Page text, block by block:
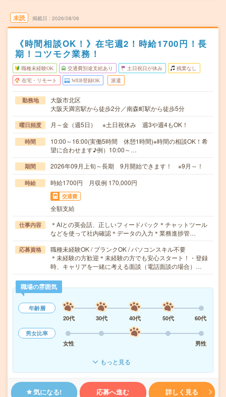
未読 掲載日 2026/08/06
《時間相談OK！》在宅週2！時給1700円！長
期！コツモク業務！
職種未経験OK 交通費別途支給あり 土日祝日が休み 残業なし
在宅・リモート WEB登録OK 派遣
勤務地
大阪市北区
大阪天満宮駅から徒歩2分／南森町駅から徒歩5分
曜日頻度 月～金（週5日） ※土日祝休み 週3や週4もOK！
時間
10:00～16:00(実働5時間 休憩1時間)※時間の相談OK！希
望に合わせます♪例）10:00～…
期間 2026年09月上旬～長期 9月開始できます！ ※9月～！
時給 時給1700円 月収例 170,000円
交通費
全額支給
仕事内容
＊AIとの英会話、正しいフィードバック＊チャットツール
などを使って社内確認＊データの入力＊業務進捗管…
応募資格
職種未経験OK / ブランクOK / パソコンスキル不要
＊未経験の方歓迎＊未経験の方でも安心スタート！・登録
時、キャリアを一緒に考える面談（電話面談の場合）…
職場の雰囲気
年齢層
20代
30代 40代 50代
60代
男女比率
女性
男性
もっと見る
気になる! 応募へ進む 詳しく見る